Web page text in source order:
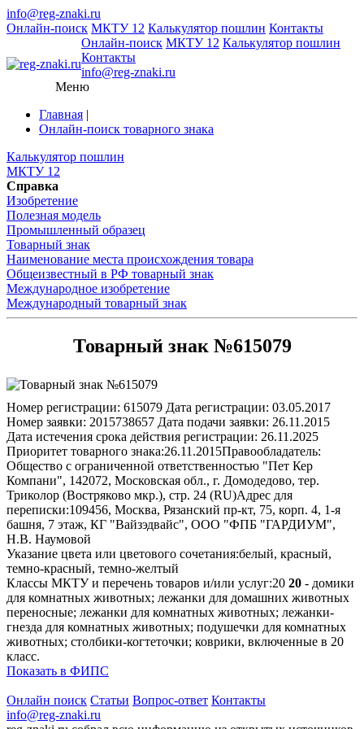
info@reg-znaki.ru
Онлайн-поиск МКТУ 12 Калькулятор пошлин Контакты
Онлайн-поиск МКТУ 12 Калькулятор пошлин
Контакты
info@reg-znaki.ru
Меню
Главная |
Онлайн-поиск товарного знака
Калькулятор пошлин
МКТУ 12
Справка
Изобретение
Полезная модель
Промышленный образец
Товарный знак
Наименование места происхождения товара
Общеизвестный в РФ товарный знак
Международное изобретение
Международный товарный знак
Товарный знак №615079
Номер регистрации: 615079 Дата регистрации: 03.05.2017
Номер заявки: 2015738657 Дата подачи заявки: 26.11.2015
Дата истечения срока действия регистрации: 26.11.2025
Приоритет товарного знака:26.11.2015Правообладатель:
Общество с ограниченной ответственностью "Пет Кер
Компани", 142072, Московская обл., г. Домодедово, тер.
Триколор (Востряково мкр.), стр. 24 (RU)Адрес для
переписки:109456, Москва, Рязанский пр-кт, 75, корп. 4, 1-я
башня, 7 этаж, КГ "Вайзэдвайс", ООО "ФПБ "ГАРДИУМ",
Н.В. Наумовой
Указание цвета или цветового сочетания:белый, красный,
темно-красный, темно-желтый
Классы МКТУ и перечень товаров и/или услуг:20 20 - домики
для комнатных животных; лежанки для домашних животных
переносные; лежанки для комнатных животных; лежанки-
гнезда для комнатных животных; подушечки для комнатных
животных; столбики-когтеточки; коврики, включенные в 20
класс.
Показать в ФИПС
Онлайн поиск Статьи Вопрос-ответ Контакты
info@reg-znaki.ru